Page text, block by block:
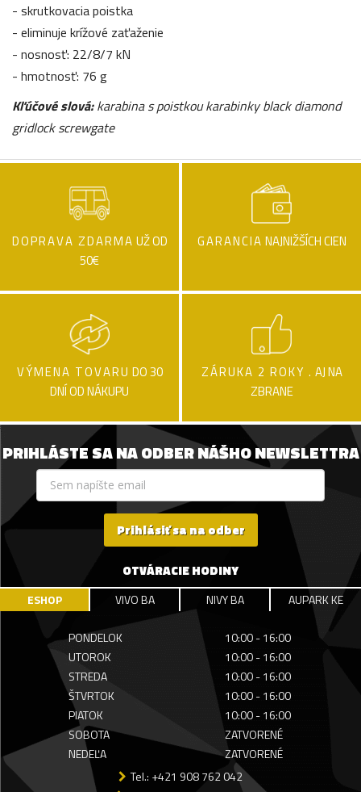
- skrutkovacia poistka
- eliminuje krížové zaťaženie
- nosnosť: 22/8/7 kN
- hmotnosť: 76 g
Kľúčové slová:karabina s poistkou karabinky black diamond
gridlock screwgate
DOPRAVA ZDARMA UŽ OD
50€
GARANCIA NAJNIŽŠÍCH CIEN
VÝMENA TOVARU DO 30
DNÍ OD NÁKUPU
ZÁRUKA 2 ROKY . AJ NA
ZBRANE
PRIHLÁSTE SA NA ODBER NÁŠHO NEWSLETTRA
Prihlásiť sa na odber
OTVÁRACIE HODINY
ESHOP VIVO BA NIVY BA AUPARK KE
PONDELOK
10:00 - 16:00
UTOROK
10:00 - 16:00
STREDA
10:00 - 16:00
ŠTVRTOK
10:00 - 16:00
PIATOK
10:00 - 16:00
SOBOTA
ZATVORENÉ
NEDEĽA
ZATVORENÉ
Tel.: +421 908 762 042